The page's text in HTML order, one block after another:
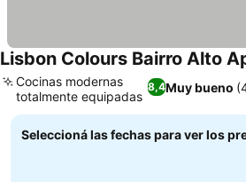
Lisbon Colours Bairro Alto
8,4Muy bueno
Cocinas modernas
totalmente equipadas
Seleccioná las fechas para ver los